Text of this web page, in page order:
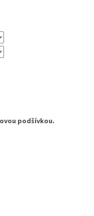
podšívkou.